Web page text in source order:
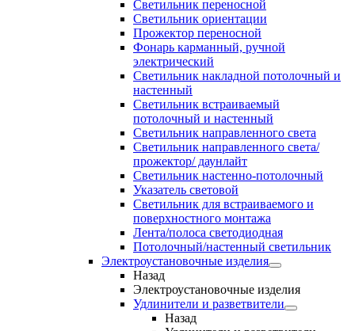
Светильник переносной
Светильник ориентации
Прожектор переносной
Фонарь карманный, ручной
электрический
Светильник накладной потолочный и
настенный
Светильник встраиваемый
потолочный и настенный
Светильник направленного света
Светильник направленного света/
прожектор/ даунлайт
Светильник настенно-потолочный
Указатель световой
Светильник для встраиваемого и
поверхностного монтажа
Лента/полоса светодиодная
Потолочный/настенный светильник
Электроустановочные изделия
Назад
Электроустановочные изделия
Удлинители и разветвители
Назад